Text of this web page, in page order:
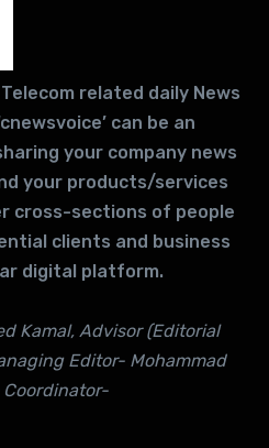
related daily News
can be an
your company news
your products/services
cross-sections of people
clients and business
digital platform.
Kamal, Advisor (Editorial
Editor- Mohammad
Coordinator-